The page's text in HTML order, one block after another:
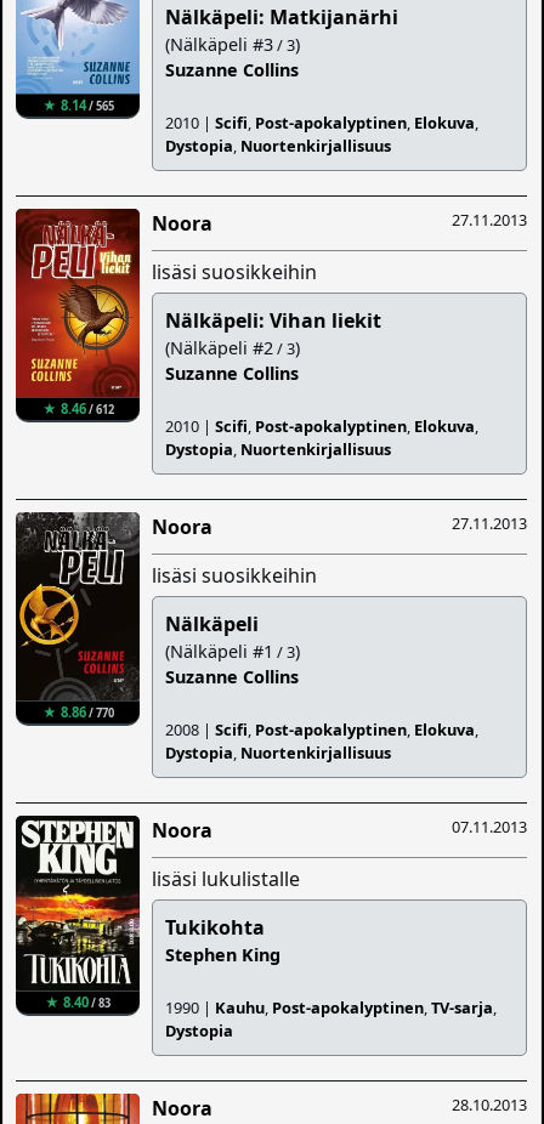
★ 8.14/ 565
Nälkäpeli: Matkijanärhi
(Nälkäpeli #3/ 3)
Suzanne Collins
2010 |Scifi, Post-apokalyptinen, Elokuva,
Dystopia, Nuortenkirjallisuus
★ 8.46/ 612
27.11.2013
Noora
lisäsi suosikkeihin
Nälkäpeli: Vihan liekit
(Nälkäpeli #2/ 3)
Suzanne Collins
2010 |Scifi, Post-apokalyptinen, Elokuva,
Dystopia, Nuortenkirjallisuus
★ 8.86/ 770
27.11.2013
Noora
lisäsi suosikkeihin
Nälkäpeli
(Nälkäpeli #1 / 3)
Suzanne Collins
2008 |Scifi, Post-apokalyptinen, Elokuva,
Dystopia, Nuortenkirjallisuus
★ 8.40/ 83
07.11.2013
Noora
lisäsi lukulistalle
Tukikohta
Stephen King
1990 | Kauhu, Post-apokalyptinen,TV-sarja,
Dystopia
28.10.2013
Noora